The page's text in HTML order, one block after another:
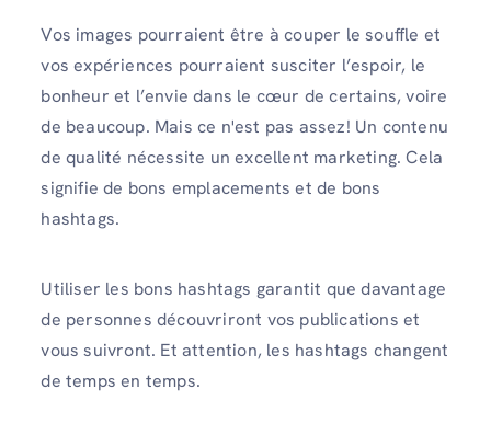
Vos images pourraient être à couper le souffle et
vos expériences pourraient susciter l’espoir, le
bonheur et l’envie dans le cœur de certains, voire
de beaucoup. Mais ce n'est pas assez! Un contenu
de qualité nécessite un excellent marketing. Cela
signifie de bons emplacements et de bons
hashtags.
Utiliser les bons hashtags garantit que davantage
de personnes découvriront vos publications et
vous suivront. Et attention, les hashtags changent
de temps en temps.